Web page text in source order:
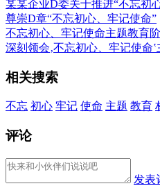
某某企业D委关于推进“不忘初
尊崇D章“不忘初心、牢记使命”
不忘初心、牢记使命主题教育
深刻领会‚不忘初心、牢记使命
相关搜索
不忘 初心 牢记 使命 主题 教育
评论
发表